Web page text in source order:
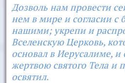
Дозволь нам провести
нем в мире и согласии
нашими; укрепи и
Вселенскую Церковь,
основал в Иерусалиме, и
жертвою святого Тела и
освятил.